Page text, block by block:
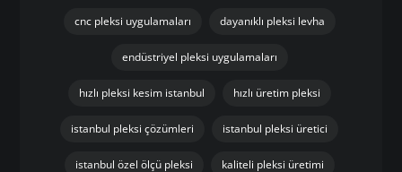
cnc pleksi uygulamaları dayanıklı pleksi levha
endüstriyel pleksi uygulamaları
hızlı pleksi kesim istanbul hızlı üretim pleksi
istanbul pleksi çözümleri istanbul pleksi üretici
istanbul özel ölçü pleksi kaliteli pleksi üretimi